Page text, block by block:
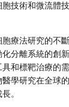
技術和微流體
療法研究的不
分離系統的創
和標靶治療的
學研究在全球
。